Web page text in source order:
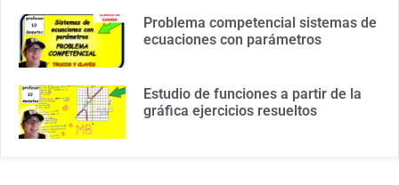
Problema competencial sistemas de
ecuaciones con parámetros
Estudio de funciones a partir de la
gráfica ejercicios resueltos